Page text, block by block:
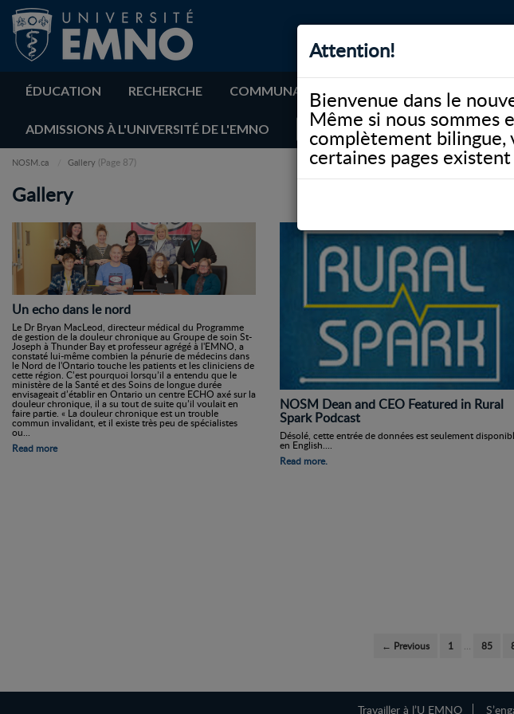
Attention!
Bienvenue dans le
Même si nous sommes
complètement
certaines pages
ÉDUCATION RECHERCHE COMMUNAUTÉ BIBLIOTHÈQUE
ADMISSIONS À L'UNIVERSITÉ DE L'EMNO
NOSM.ca Gallery (Page 87)
Gallery
Un echo dans le nord
Le Dr Bryan MacLeod, directeur médical du Programme
de gestion de la douleur chronique au Groupe de soin St-
Joseph à Thunder Bay et professeur agrégé à l'EMNO, a
constaté lui-même combien la pénurie de médecins dans
le Nord de l'Ontario touche les patients et les cliniciens de
cette région. C’est pourquoi lorsqu’il a entendu que le
ministère de la Santé et des Soins de longue durée
envisageait d’établir en Ontario un centre ECHO axé sur la
douleur chronique, il a su tout de suite qu’il voulait en
faire partie. « La douleur chronique est un trouble
commun invalidant, et il existe très peu de spécialistes
ou...
Read more
NOSM Dean and CEO Featured in Rural
Spark Podcast
Désolé, cette entrée de données est seulement
en English....
Read more.
← Previous 1 … 85
Travailler à l’U EMNO